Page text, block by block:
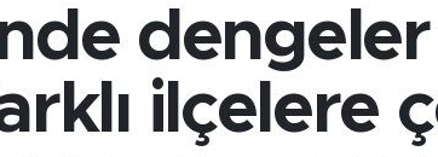
BİST100 13.779 %-14
ilçelere